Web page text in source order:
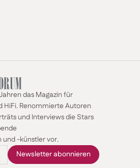
das Magazin für
HiFi. Renommierte Autoren
und Interviews die Stars
-künstler vor.